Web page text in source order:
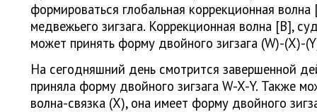
формироваться глобальная коррекционная волна
медвежьего зигзага. Коррекционная волна [B],
может принять форму двойного зигзага (W)-(X)-
На сегодняшний день смотрится завершенной
приняла форму двойного зигзага W-X-Y. Также
волна-связка (X), она имеет форму двойного